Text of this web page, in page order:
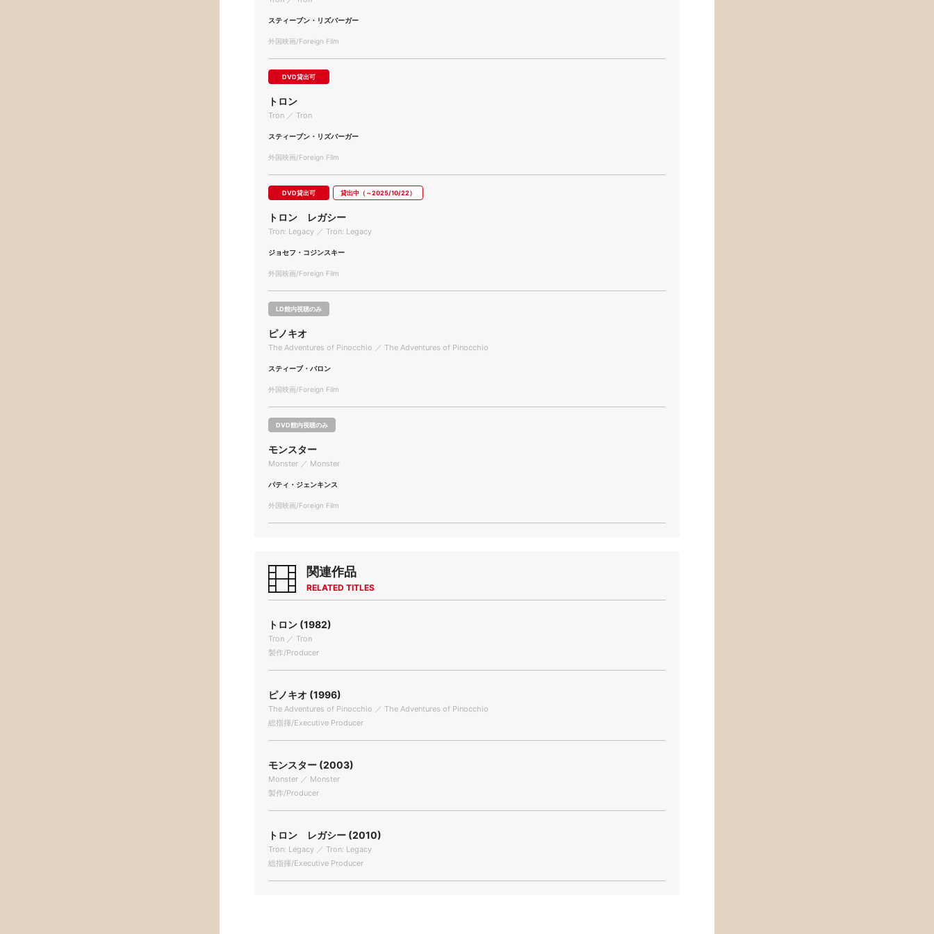
スティーブン・リズバーガー
外国映画/Foreign Film
DVD貸出可
トロン
Tron ／ Tron
スティーブン・リズバーガー
外国映画/Foreign Film
DVD貸出可 貸出中（～2025/10/22）
トロン レガシー
Tron: Legacy ／ Tron: Legacy
ジョセフ・コジンスキー
外国映画/Foreign Film
LD館内視聴のみ
ピノキオ
The Adventures of Pinocchio ／ The Adventures of Pinocchio
スティーブ・バロン
外国映画/Foreign Film
DVD館内視聴のみ
モンスター
Monster ／ Monster
パティ・ジェンキンス
外国映画/Foreign Film
関連作品
RELATED TITLES
トロン (1982)
Tron ／ Tron
製作/Producer
ピノキオ (1996)
The Adventures of Pinocchio ／ The Adventures of Pinocchio
総指揮/Executive Producer
モンスター (2003)
Monster ／ Monster
製作/Producer
トロン レガシー (2010)
Tron: Legacy ／ Tron: Legacy
総指揮/Executive Producer